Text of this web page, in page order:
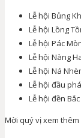
Lễ hội Bủng
Lễ hội Lồng
Lễ hội Pác
Lễ hội Nàng
Lễ hội Ná
Lễ hội đầu
Lễ hội đền Bắc
Mời quý vị xem thêm